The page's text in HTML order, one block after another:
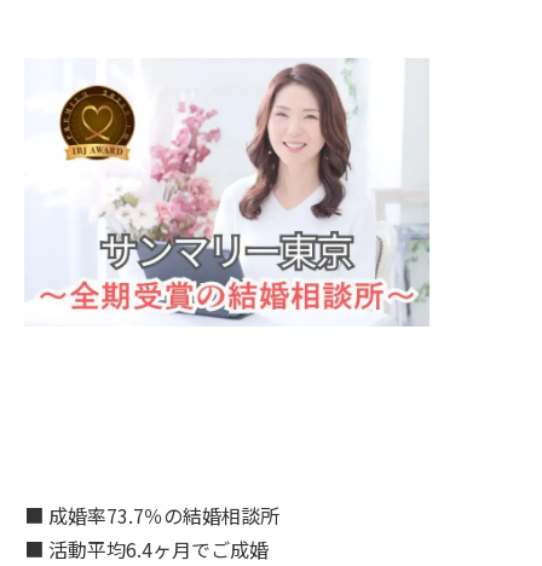
■ 成婚率73.7％の結婚相談所
■ 活動平均6.4ヶ月でご成婚